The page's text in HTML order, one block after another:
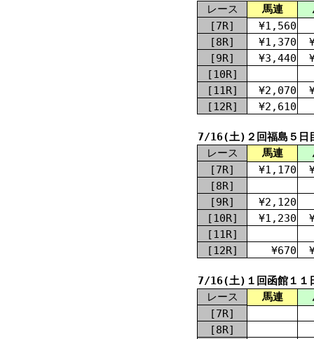
レース
馬連
[7R]
¥1,560
[8R]
¥1,370
[9R]
¥3,440
[10R]
[11R]
¥2,070
[12R]
¥2,610
7/16(土)２回福島５日
レース
馬連
[7R]
¥1,170
[8R]
[9R]
¥2,120
[10R]
¥1,230
[11R]
[12R]
¥670
7/16(土)１回函館１１
レース
馬連
[7R]
[8R]